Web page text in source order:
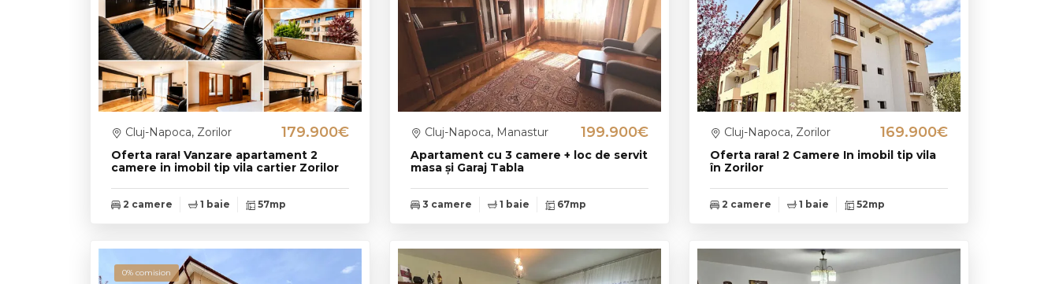
Oferta rara! Vanzare apartament 2
camere in imobil tip vila cartier Zorilor
Cluj-Napoca, Zorilor 179.900€
2 camere 1 baie 57mp
Apartament cu 3 camere + loc de servit
masa și Garaj Tabla
Cluj-Napoca, Manastur 199.900€
3 camere 1 baie 67mp
Oferta rara! 2 Camere In imobil tip vila
în Zorilor
Cluj-Napoca, Zorilor 169.900€
2 camere 1 baie 52mp
0% comision